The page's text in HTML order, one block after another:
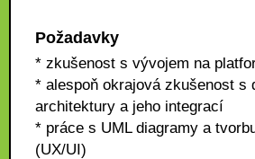
Požadavky
* zkušenost s vývojem na
* alespoň okrajová zkušenost s
architektury a jeho integrací
* práce s UML diagramy a
(UX/UI)